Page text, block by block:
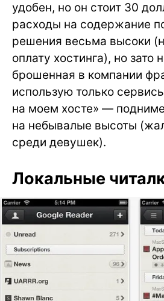
удобен, но он стоит 30
расходы на содержание
решения весьма высоки
оплату хостинга), но зато
брошенная в компании
использую только
на моем хосте» —
на небывалые высоты
среди девушек).
Локальные